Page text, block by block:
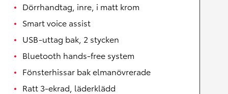
Dörrhandtag, inre, i matt krom
Smart voice assist
USB-uttag bak, 2 stycken
Bluetooth hands-free system
Fönsterhissar bak elmanövrerade
Ratt 3-ekrad, läderklädd